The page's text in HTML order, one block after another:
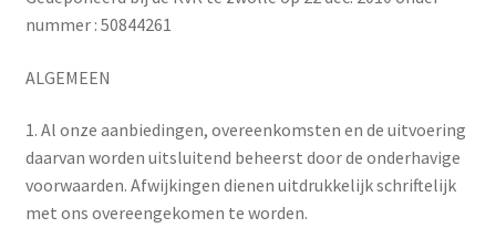
shop pagina
nummer : 50844261
ALGEMEEN
1. Al onze aanbiedingen, overeenkomsten en de uitvoering
daarvan worden uitsluitend beheerst door de onderhavige
voorwaarden. Afwijkingen dienen uitdrukkelijk schriftelijk
met ons overeengekomen te worden.